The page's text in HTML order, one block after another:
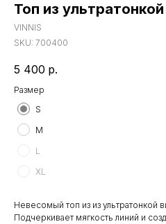
Топ из
VINNIS
SKU: 700400
5 400 р.
Размер
S
M
L
XL
Невесомый топ из из ультратонкой
Подчеркивает мягкость линий и